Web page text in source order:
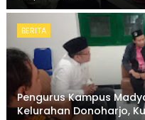
BERITA
Pengurus Kampus
Kelurahan Donoharjo,